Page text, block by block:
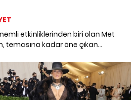
etkinliklerinden biri olan Met
temasına kadar öne çıkan